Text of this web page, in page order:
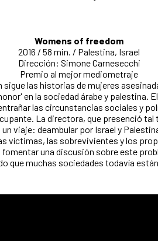
Womens of freedom
2016 / 58 min. / Palestina, Israel
Dirección: Simone Carnesecchi
Premio al mejor mediometraje
sigue las historias de mujeres
en la sociedad árabe y palestina.
las circunstancias sociales y
La directora, que presenció tal
un viaje: deambular por Israel y
víctimas, las sobrevivientes y los
fomentar una discusión sobre este
que muchas sociedades todavía